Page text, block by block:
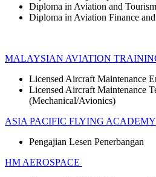
Diploma in Aviation and
Diploma in Aviation Finance
MALAYSIAN AVIATION
Licensed Aircraft Maintenance
Licensed Aircraft Maintenance
(Mechanical/Avionics)
ASIA PACIFIC FLYING ACADEMY
Pengajian Lesen Penerbangan
HM AEROSPACE